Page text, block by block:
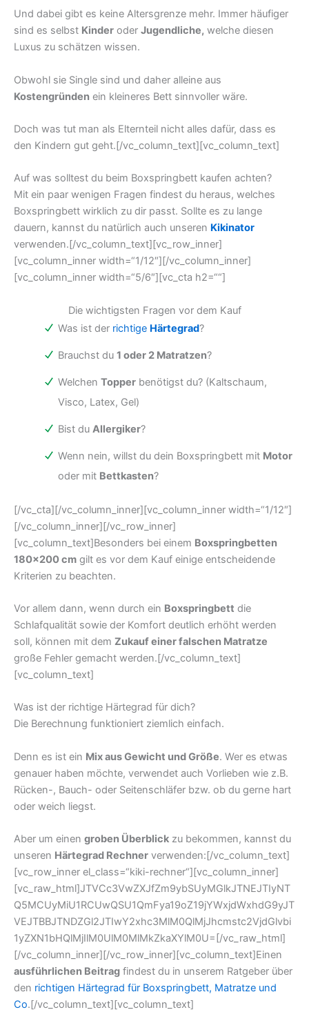
Und dabei gibt es keine Altersgrenze mehr. Immer häufiger
sind es selbst Kinder oder Jugendliche, welche diesen
Luxus zu schätzen wissen.
Obwohl sie Single sind und daher alleine aus
Kostengründen ein kleineres Bett sinnvoller wäre.
Doch was tut man als Elternteil nicht alles dafür, dass es
den Kindern gut geht.[/vc_column_text][vc_column_text]
Auf was solltest du beim Boxspringbett kaufen achten?
Mit ein paar wenigen Fragen findest du heraus, welches
Boxspringbett wirklich zu dir passt. Sollte es zu lange
dauern, kannst du natürlich auch unseren Kikinator
verwenden.[/vc_column_text][vc_row_inner]
[vc_column_inner width=“1/12″][/vc_column_inner]
[vc_column_inner width=“5/6″][vc_cta h2=““]
Die wichtigsten Fragen vor dem Kauf
Was ist der richtige Härtegrad?
Brauchst du 1 oder 2 Matratzen?
Welchen Topperbenötigst du? (Kaltschaum,
Visco, Latex, Gel)
Bist du Allergiker?
Wenn nein, willst du dein Boxspringbett mit Motor
oder mit Bettkasten?
[/vc_cta][/vc_column_inner][vc_column_inner width=“1/12″]
[/vc_column_inner][/vc_row_inner]
[vc_column_text]Besonders bei einem Boxspringbetten
180×200 cm gilt es vor dem Kauf einige entscheidende
Kriterien zu beachten.
Vor allem dann, wenn durch ein Boxspringbett die
Schlafqualität sowie der Komfort deutlich erhöht werden
soll, können mit dem Zukauf einer falschen Matratze
große Fehler gemacht werden.[/vc_column_text]
[vc_column_text]
Was ist der richtige Härtegrad für dich?
Die Berechnung funktioniert ziemlich einfach.
Denn es ist ein Mix aus Gewicht und Größe. Wer es etwas
genauer haben möchte, verwendet auch Vorlieben wie z.B.
Rücken-, Bauch- oder Seitenschläfer bzw. ob du gerne hart
oder weich liegst.
Aber um einen groben Überblick zu bekommen, kannst du
unseren Härtegrad Rechner verwenden:[/vc_column_text]
[vc_row_inner el_class=“kiki-rechner“][vc_column_inner]
[vc_raw_html]JTVCc3VwZXJfZm9ybSUyMGlkJTNEJTIyNT
Q5MCUyMiU1RCUwQSU1QmFya19oZ19jYWxjdWxhdG9yJT
VEJTBBJTNDZGl2JTIwY2xhc3MlM0QlMjJhcmstc2VjdGlvbi
1yZXN1bHQlMjIlM0UlM0MlMkZkaXYlM0U=[/vc_raw_html]
[/vc_column_inner][/vc_row_inner][vc_column_text]Einen
ausführlichen Beitrag findest du in unserem Ratgeber über
den richtigen Härtegrad für Boxspringbett, Matratze und
Co.[/vc_column_text][vc_column_text]